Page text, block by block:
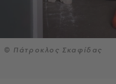
© Πάτροκλος Σκαφίδας